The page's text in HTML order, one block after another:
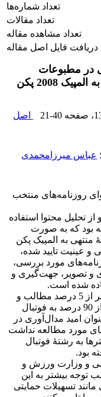
تعداد شماره‌ها
تعداد مقالات
تعداد مشاهده مقاله
دریافت فایل اصل مقاله
مطبوعات
2008 پکن
، صفحه 21-40
اصل
؛ عباس میرزامحمدی
روزنامه‌های منتخب
تحلیل محتوا استفاده
بود که به صورت
به المپیک پکن
و عینیت تایید شده،
مورد بررسی،
تصویر، جهت‌گیری و
شده است.
یافته‌ها: نتایج تحقیق نشان می‌دهد که کمتر از 5 درصد مطالب و
عکس‌ها مربوط به کشتی است و بیشتر از 90 درصد به فوتبال
امید مدال‌آوری در
مورد مطالعه نداشت
که حدود 90 درصد تیترها به رشتۀ فوتبال
بود.
و وزارت ورزش و
توجه بیشتر به این
تسهیلات حمایتی